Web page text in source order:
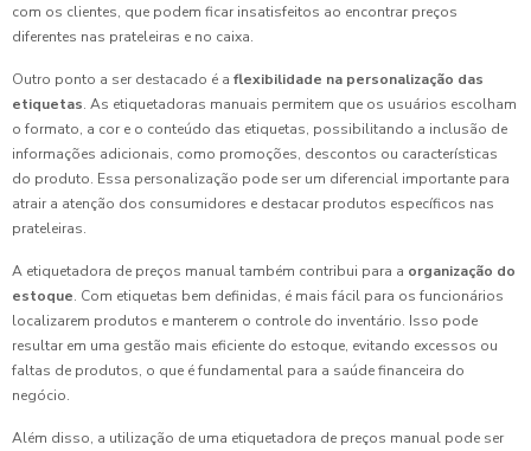
com os clientes, que podem ficar insatisfeitos ao encontrar preços
diferentes nas prateleiras e no caixa.
Outro ponto a ser destacado é a flexibilidade na personalização das
etiquetas. As etiquetadoras manuais permitem que os usuários escolham
o formato, a cor e o conteúdo das etiquetas, possibilitando a inclusão de
informações adicionais, como promoções, descontos ou características
do produto. Essa personalização pode ser um diferencial importante para
atrair a atenção dos consumidores e destacar produtos específicos nas
prateleiras.
A etiquetadora de preços manual também contribui para a organização do
estoque. Com etiquetas bem definidas, é mais fácil para os funcionários
localizarem produtos e manterem o controle do inventário. Isso pode
resultar em uma gestão mais eficiente do estoque, evitando excessos ou
faltas de produtos, o que é fundamental para a saúde financeira do
negócio.
Além disso, a utilização de uma etiquetadora de preços manual pode ser